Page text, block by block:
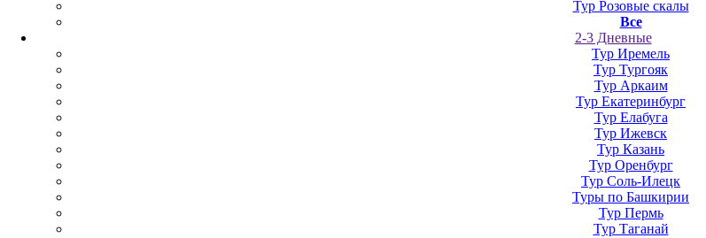
Тур Розовые скалы
Все
2-3 Дневные
Тур Иремель
Тур Тургояк
Тур Аркаим
Тур Екатеринбург
Тур Елабуга
Тур Ижевск
Тур Казань
Тур Оренбург
Тур Соль-Илецк
Туры по Башкирии
Тур Пермь
Тур Таганай